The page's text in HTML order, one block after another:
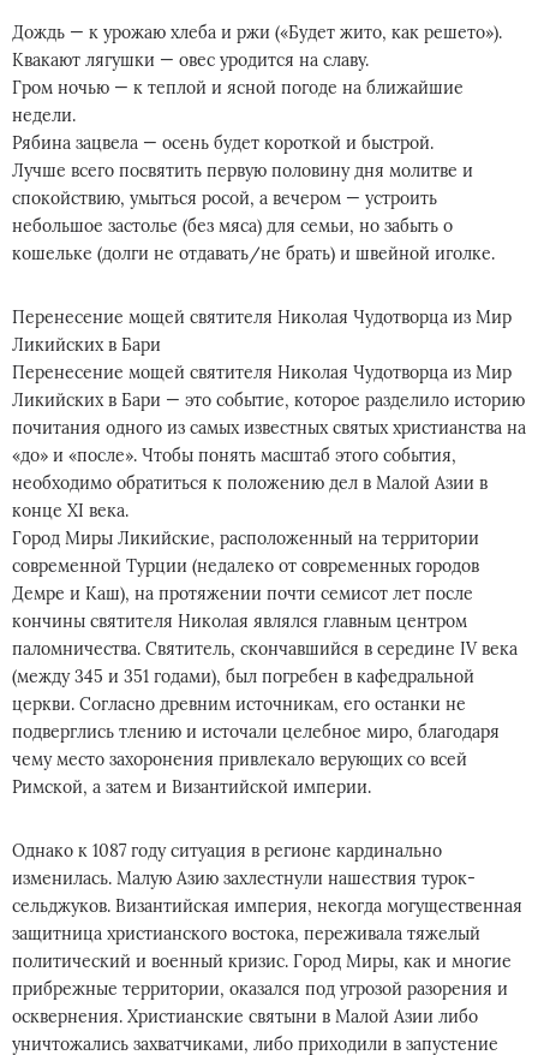
Дождь — к урожаю хлеба и ржи («Будет жито, как решето»).
Квакают лягушки — овес уродится на славу.
Гром ночью — к теплой и ясной погоде на ближайшие
недели.
Рябина зацвела — осень будет короткой и быстрой.
Лучше всего посвятить первую половину дня молитве и
спокойствию, умыться росой, а вечером — устроить
небольшое застолье (без мяса) для семьи, но забыть о
кошельке (долги не отдавать/не брать) и швейной иголке.
Перенесение мощей святителя Николая Чудотворца из Мир
Ликийских в Бари
Перенесение мощей святителя Николая Чудотворца из Мир
Ликийских в Бари — это событие, которое разделило историю
почитания одного из самых известных святых христианства на
«до» и «после». Чтобы понять масштаб этого события,
необходимо обратиться к положению дел в Малой Азии в
конце XI века.
Город Миры Ликийские, расположенный на территории
современной Турции (недалеко от современных городов
Демре и Каш), на протяжении почти семисот лет после
кончины святителя Николая являлся главным центром
паломничества. Святитель, скончавшийся в середине IV века
(между 345 и 351 годами), был погребен в кафедральной
церкви. Согласно древним источникам, его останки не
подверглись тлению и источали целебное миро, благодаря
чему место захоронения привлекало верующих со всей
Римской, а затем и Византийской империи.
Однако к 1087 году ситуация в регионе кардинально
изменилась. Малую Азию захлестнули нашествия турок-
сельджуков. Византийская империя, некогда могущественная
защитница христианского востока, переживала тяжелый
политический и военный кризис. Город Миры, как и многие
прибрежные территории, оказался под угрозой разорения и
осквернения. Христианские святыни в Малой Азии либо
уничтожались захватчиками, либо приходили в запустение